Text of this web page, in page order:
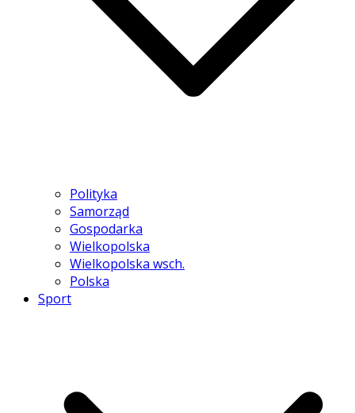
Polityka
Samorząd
Gospodarka
Wielkopolska
Wielkopolska wsch.
Polska
Sport